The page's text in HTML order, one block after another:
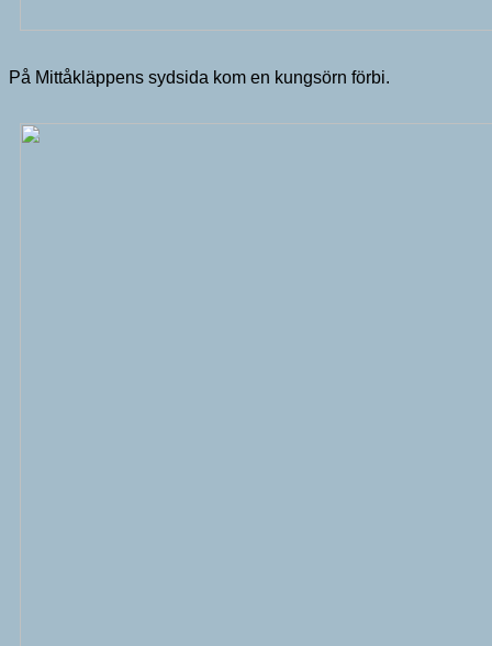
På Mittåkläppens sydsida kom en kungsörn förbi.